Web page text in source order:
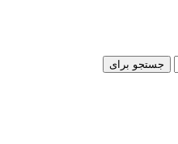
جستجو برای